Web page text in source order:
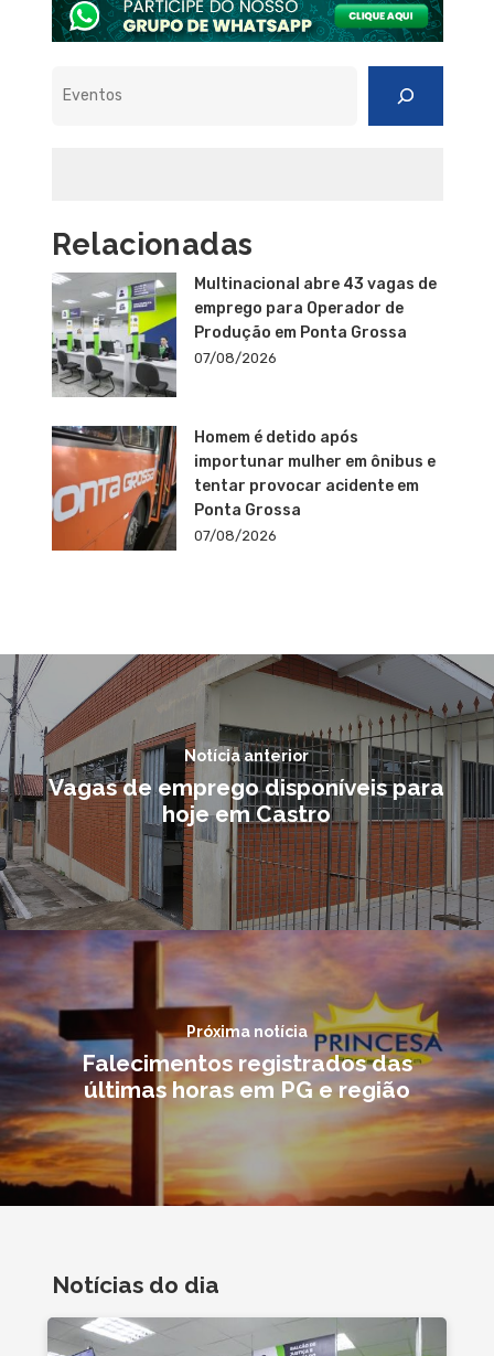
Relacionadas
Multinacional abre 43 vagas de
emprego para Operador de
Produção em Ponta Grossa
07/08/2026
Homem é detido após
importunar mulher em ônibus e
tentar provocar acidente em
Ponta Grossa
07/08/2026
Notícia anterior
Vagas de emprego disponíveis para
hoje em Castro
Próxima notícia
Falecimentos registrados das
últimas horas em PG e região
Notícias do dia